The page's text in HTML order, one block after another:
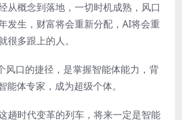
从概念到落地，一切时机成熟，风口
发生，财富将会重新分配，AI将会重
很多跟上的人。
风口的捷径，是掌握智能体能力，背
能体专家，成为超级个体。
趟时代变革的列车，将来一定是智能